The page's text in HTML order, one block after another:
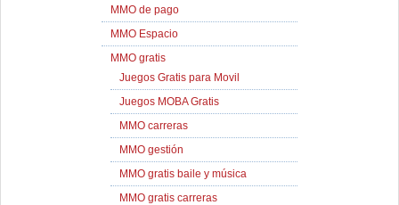
MMO de pago
MMO Espacio
MMO gratis
Juegos Gratis para Movil
Juegos MOBA Gratis
MMO carreras
MMO gestión
MMO gratis baile y música
MMO gratis carreras